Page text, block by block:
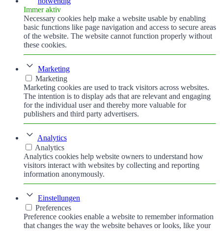
Immer aktiv
Necessary cookies help make a website usable by enabling
basic functions like page navigation and access to secure areas
of the website. The website cannot function properly without
these cookies.
Marketing
Marketing
Marketing cookies are used to track visitors across websites.
The intention is to display ads that are relevant and engaging
for the individual user and thereby more valuable for
publishers and third party advertisers.
Analytics
Analytics
Analytics cookies help website owners to understand how
visitors interact with websites by collecting and reporting
information anonymously.
Einstellungen
Preferences
Preference cookies enable a website to remember information
that changes the way the website behaves or looks, like your